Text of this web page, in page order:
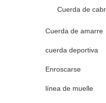
Cuerda de
Cuerda de amarre
cuerda deportiva
Enroscarse
línea de muelle